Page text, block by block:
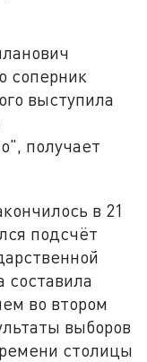
соперник
выступила
получает
в 21
подсчёт
составила
во втором
выборов
столицы